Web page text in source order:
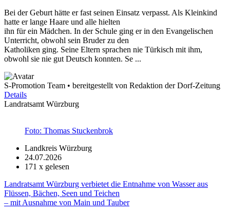
Bei der Geburt hätte er fast seinen Einsatz verpasst. Als Kleinkind
hatte er lange Haare und alle hielten
ihn für ein Mädchen. In der Schule ging er in den Evangelischen
Unterricht, obwohl sein Bruder zu den
Katholiken ging. Seine Eltern sprachen nie Türkisch mit ihm,
obwohl sie nie gut Deutsch konnten. Se ...
S-Promotion Team • bereitgestellt von Redaktion der Dorf-Zeitung
Details
Landratsamt Würzburg
Foto: Thomas Stuckenbrok
Landkreis Würzburg
24.07.2026
171 x gelesen
Landratsamt Würzburg verbietet die Entnahme von Wasser aus
Flüssen, Bächen, Seen und Teichen
– mit Ausnahme von Main und Tauber